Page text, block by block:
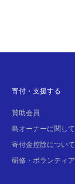
寄付・支援する
賛助会員
島オーナーに関して
寄付金控除について
研修・ボランティア